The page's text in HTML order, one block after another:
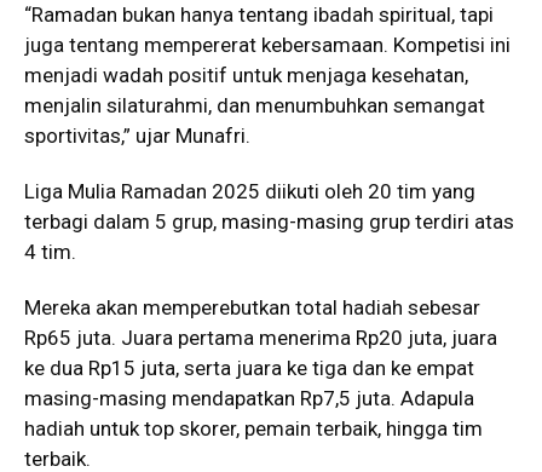
“Ramadan bukan hanya tentang ibadah spiritual, tapi
juga tentang mempererat kebersamaan. Kompetisi ini
menjadi wadah positif untuk menjaga kesehatan,
menjalin silaturahmi, dan menumbuhkan semangat
sportivitas,” ujar Munafri.
Liga Mulia Ramadan 2025 diikuti oleh 20 tim yang
terbagi dalam 5 grup, masing-masing grup terdiri atas
4 tim.
Mereka akan memperebutkan total hadiah sebesar
Rp65 juta. Juara pertama menerima Rp20 juta, juara
ke dua Rp15 juta, serta juara ke tiga dan ke empat
masing-masing mendapatkan Rp7,5 juta. Adapula
hadiah untuk top skorer, pemain terbaik, hingga tim
terbaik.